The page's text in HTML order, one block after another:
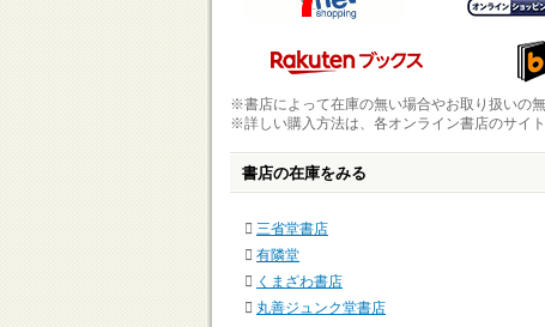
※書店によって在庫の無い場合やお取り扱いの
※詳しい購入方法は、各オンライン書店のサイト
書店の在庫をみる
三省堂書店
有隣堂
くまざわ書店
丸善ジュンク堂書店